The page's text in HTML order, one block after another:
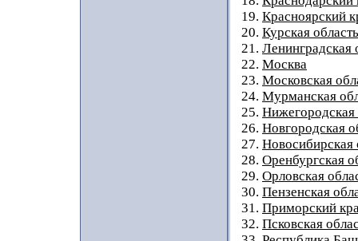
19. Красноярский
20. Курская область
21. Ленинградская
22. Москва
23. Московская
24. Мурманская
25. Нижегородская
26. Новгородская
27. Новосибирская
28. Оренбургская
29. Орловская
30. Пензенская
31. Приморский
32. Псковская